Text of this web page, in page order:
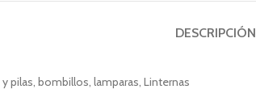
DESCRIPCIÓN
pilas, bombillos, lamparas, Linternas